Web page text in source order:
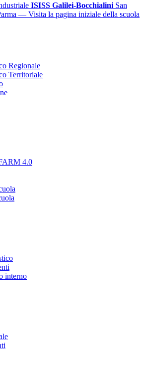
ISISS Galilei-Bocchialini San
— Visita la pagina iniziale della scuola
Regionale
Territoriale
4.0
interno